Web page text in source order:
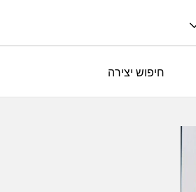
חיפוש יצירה